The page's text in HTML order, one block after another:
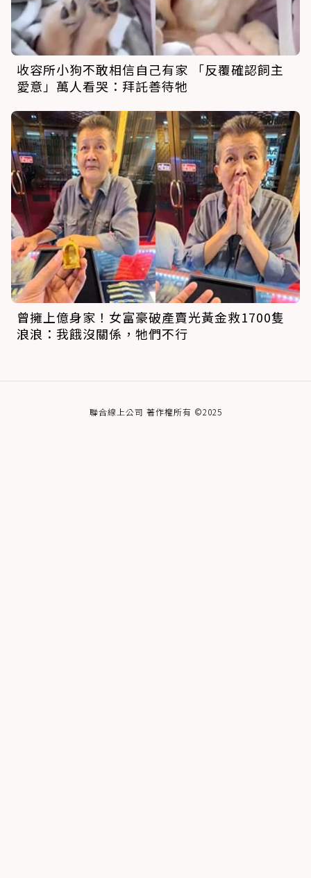
收容所小狗不敢相信自己有家 「反覆確認飼主
愛意」萬人看哭：拜託善待牠
曾擁上億身家！女富豪破產賣光黃金救1700隻
浪浪：我餓沒關係，牠們不行
聯合線上公司 著作權所有 ©2025